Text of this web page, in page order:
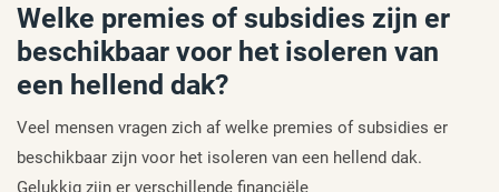
Welke premies of subsidies zijn er
beschikbaar voor het isoleren van
een hellend dak?
Veel mensen vragen zich af welke premies of subsidies er
beschikbaar zijn voor het isoleren van een hellend dak.
Gelukkig zijn er verschillende financiële